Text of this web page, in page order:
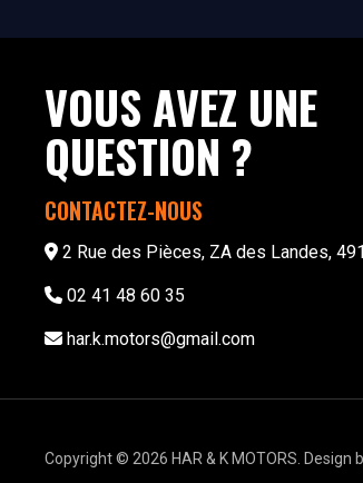
VOUS AVEZ UNE
QUESTION ?
CONTACTEZ-NOUS
2 Rue des Pièces, ZA des Landes,
02 41 48 60 35
har.k.motors@gmail.com
Copyright © 2026 HAR & K MOTORS. Design